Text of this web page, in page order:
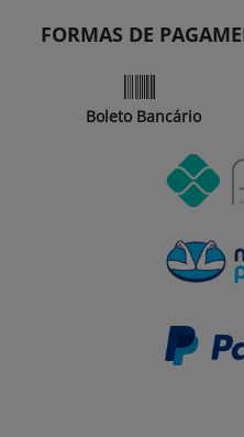
FORMAS DE
Boleto Bancário